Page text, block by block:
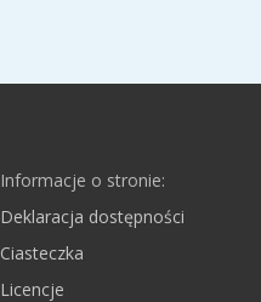
Informacje o stronie:
Deklaracja dostępności
Ciasteczka
Licencje